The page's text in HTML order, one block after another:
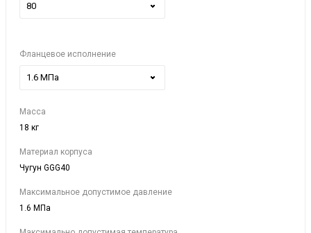
80
Фланцевое исполнение
1.6 МПа
Масса
18 кг
Материал корпуса
Чугун GGG40
Максимальное допустимое давление
1.6 МПа